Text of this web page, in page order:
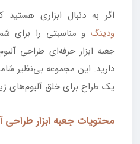
اگر به دنبال ابزاری هستید
ودینگ و مناسبتی را برای
جعبه ابزار حرفه‌ای طراحی
دارید. این مجموعه بی‌نظیر
یک طراح برای خلق آلبوم‌های
محتویات جعبه ابزار طراحی